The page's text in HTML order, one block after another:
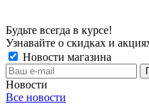
Будьте всегда в курсе!
Узнавайте о скидках и
Новости магазина
Новости
Все новости